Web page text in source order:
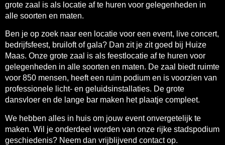
grote zaal is als locatie af te huren voor gelegenheden in
alle soorten en maten.
Ben je op zoek naar een locatie voor een event, live concert,
bedrijfsfeest, bruiloft of gala? Dan zit je zit goed bij Huize
Maas. Onze grote zaal is als feestlocatie af te huren voor
gelegenheden in alle soorten en maten. De zaal biedt ruimte
voor 850 mensen, heeft een ruim podium en is voorzien van
professionele licht- en geluidsinstallaties. De grote
dansvloer en de lange bar maken het plaatje compleet.
We hebben alles in huis om jouw event onvergetelijk te
maken. Wil je onderdeel worden van onze rijke stadspodium
geschiedenis? Neem dan vrijblijvend contact op.